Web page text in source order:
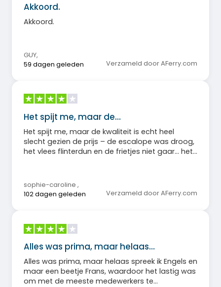
Akkoord.
Akkoord.
GUY,
59 dagen geleden
Verzameld door AFerry.com
Het spijt me, maar de…
Het spijt me, maar de kwaliteit is echt heel
slecht gezien de prijs – de escalope was droog,
het vlees flinterdun en de frietjes niet gaar… het
sophie-caroline ,
102 dagen geleden
Verzameld door AFerry.com
Alles was prima, maar helaas…
Alles was prima, maar helaas spreek ik Engels en
maar een beetje Frans, waardoor het lastig was
om met de meeste medewerkers te